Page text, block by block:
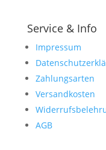
Service & Info
Impressum
Zahlungsarten
Versandkosten
AGB